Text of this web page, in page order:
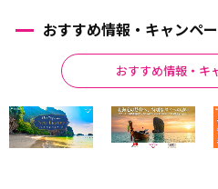
おすすめ情報・キャンペ
おすすめ情報・キ